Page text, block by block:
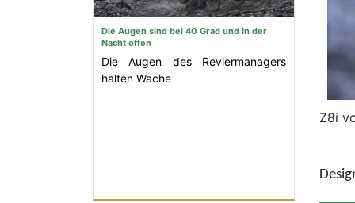
Die Augen sind bei 40 Grad und in der
Nacht offen
Die Augen des Reviermanagers
halten Wache
Z8i